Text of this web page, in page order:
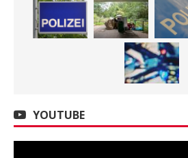
YOUTUBE